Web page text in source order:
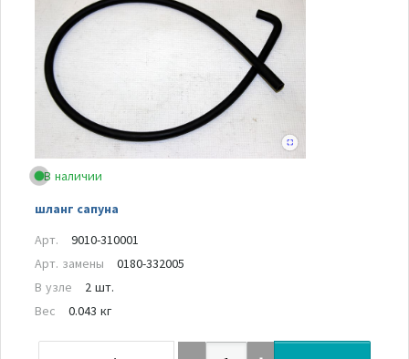
В наличии
шланг сапуна
Арт.
9010-310001
Арт. замены
0180-332005
В узле
2 шт.
Вес
0.043 кг